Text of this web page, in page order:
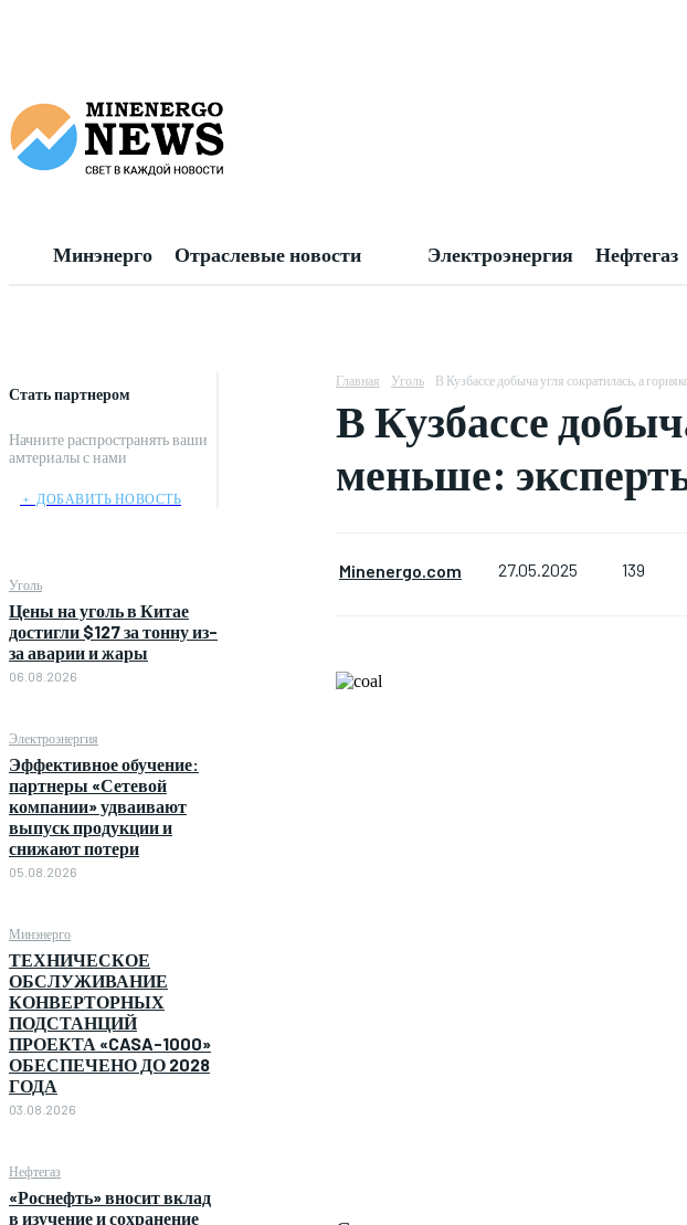
Минэнерго Отраслевые новости Электроэнергия Нефтегаз
Стать партнером
Начните распространять ваши
амтериалы с нами
﹢ ДОБАВИТЬ НОВОСТЬ
Уголь
Цены на уголь в Китае
достигли $127 за тонну из-
за аварии и жары
06.08.2026
Электроэнергия
Эффективное обучение:
партнеры «Сетевой
компании» удваивают
выпуск продукции и
снижают потери
05.08.2026
Минэнерго
ТЕХНИЧЕСКОЕ
ОБСЛУЖИВАНИЕ
КОНВЕРТОРНЫХ
ПОДСТАНЦИЙ
ПРОЕКТА «CASA-1000»
ОБЕСПЕЧЕНО ДО 2028
ГОДА
03.08.2026
Нефтегаз
«Роснефть» вносит вклад
в изучение и сохранение
Главная Уголь В Кузбассе добыча угля сократилась, а
В Кузбассе
меньше:
Minenergo.com 27.05.2025 139